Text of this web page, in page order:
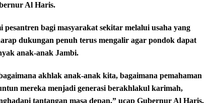
Al Haris.
bagi masyarakat sekitar melalui usaha yang
dukungan penuh terus mengalir agar pondok dapat
anak-anak Jambi.
akhlak anak-anak kita, bagaimana pemahaman
mereka menjadi generasi berakhlakul karimah,
tantangan masa depan,” ucap Gubernur Al Haris.